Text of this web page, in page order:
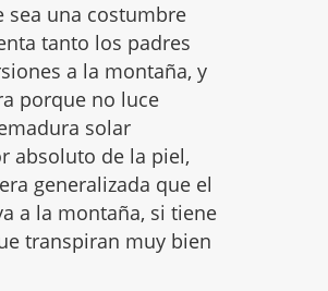
sea una costumbre
tanto los padres
a la montaña, y
porque no luce
solar
absoluto de la piel,
generalizada que el
a la montaña, si tiene
transpiran muy bien